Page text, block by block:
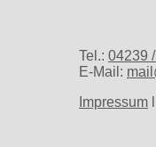
Tel.: 04239
E-Mail:
Impressum